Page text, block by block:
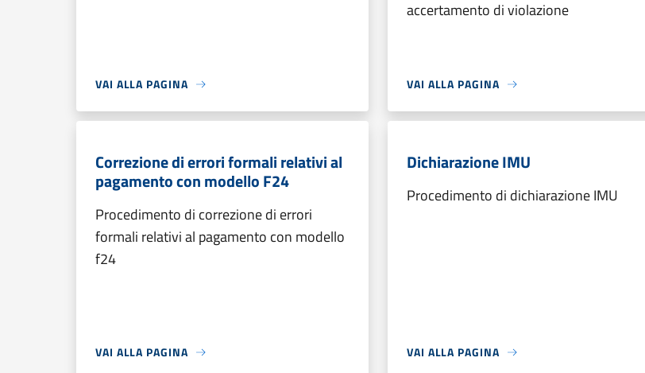
VAI ALLA PAGINA
accertamento di violazione
VAI ALLA PAGINA
Correzione di errori formali relativi al
pagamento con modello F24
Procedimento di correzione di errori
formali relativi al pagamento con modello
f24
VAI ALLA PAGINA
Dichiarazione IMU
Procedimento di dichiarazione IMU
VAI ALLA PAGINA